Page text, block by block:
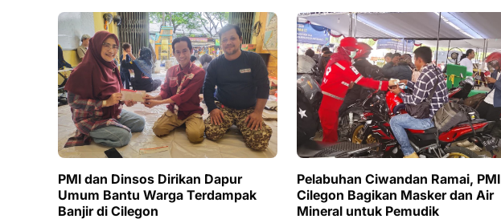
PMI dan Dinsos Dirikan Dapur
Umum Bantu Warga Terdampak
Banjir di Cilegon
Pelabuhan Ciwandan Ramai, PMI
Cilegon Bagikan Masker dan Air
Mineral untuk Pemudik